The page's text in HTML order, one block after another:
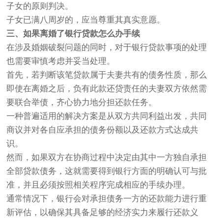
子女的原则判决。
子女已满八周岁的，应当尊重其真实意愿。
三、如果离婚了银行贷款怎么办手续
在涉及婚姻破裂问题的同时，对于银行贷款事项的处理
也需要审慎考虑并妥当处理。
首先，若判断该笔贷款属于夫妻共有的债务性质，那么
即使在离婚之后，负有此款还贷责任的夫妻双方依然需
要联合举债，齐心协力地分担还款任务。
一种普遍适用的解决方案是从双方共同利益出发，共同
商议并对各自应承担的债务份额以及还款方式达成共
识。
然而，如果双方在协商过程中决定由其中一方独自承担
全部贷款债务，这就需要得到银行方面的明确认可与批
准，并且必须按照相关程序完成相应的手续办理。
通常情况下，银行会对承担债务一方的还款能力进行重
新评估，以确保其具备足够的经济实力来履行还款义